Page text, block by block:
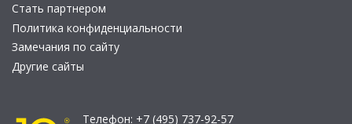
Стать партнером
Политика конфиденциальности
Замечания по сайту
Другие сайты
Телефон: +7 (495) 737-92-57